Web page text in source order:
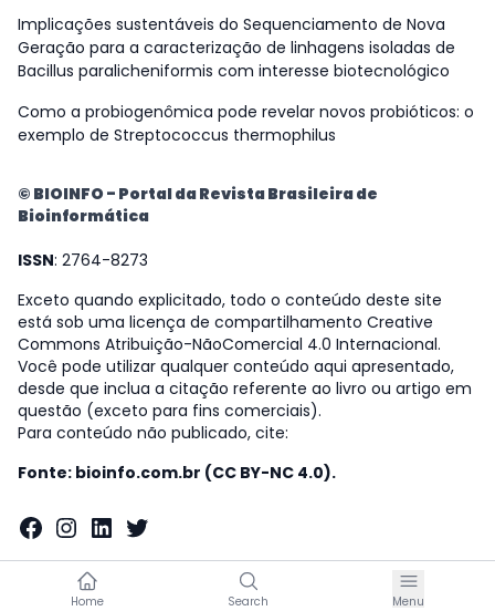
Home Search Menu
Implicações sustentáveis do Sequenciamento de Nova
Geração para a caracterização de linhagens isoladas de
Bacillus paralicheniformis com interesse biotecnológico
Como a probiogenômica pode revelar novos probióticos: o
exemplo de Streptococcus thermophilus
© BIOINFO - Portal da Revista Brasileira de
Bioinformática
ISSN: 2764-8273
Exceto quando explicitado, todo o conteúdo deste site
está sob uma licença de compartilhamento Creative
Commons Atribuição-NãoComercial 4.0 Internacional.
Você pode utilizar qualquer conteúdo aqui apresentado,
desde que inclua a citação referente ao livro ou artigo em
questão (exceto para fins comerciais).
Para conteúdo não publicado, cite:
Fonte: bioinfo.com.br (CC BY-NC 4.0).
Facebook
Instagram
LinkedIn
Twitter